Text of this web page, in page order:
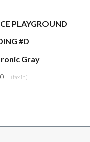
PLAYGROUND
#D
Gray